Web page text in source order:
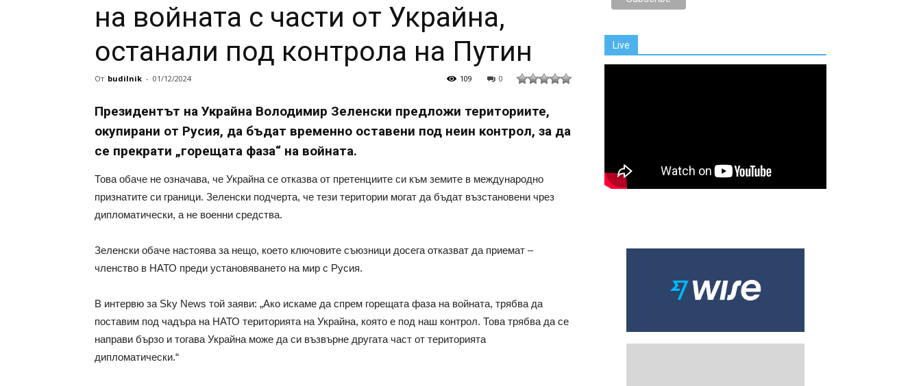
на войната с части от Украйна,
останали под контрола на Путин
От budilnik - 01/12/2024 0
109
Президентът на Украйна Володимир Зеленски предложи териториите,
окупирани от Русия, да бъдат временно оставени под неин контрол, за да
се прекрати „горещата фаза“ на войната.
Това обаче не означава, че Украйна се отказва от претенциите си към земите в международно
признатите си граници. Зеленски подчерта, че тези територии могат да бъдат възстановени чрез
дипломатически, а не военни средства.
Зеленски обаче настоява за нещо, което ключовите съюзници досега отказват да приемат –
членство в НАТО преди установяването на мир с Русия.
В интервю за Sky News той заяви: „Ако искаме да спрем горещата фаза на войната, трябва да
поставим под чадъра на НАТО територията на Украйна, която е под наш контрол. Това трябва да се
направи бързо и тогава Украйна може да си възвърне другата част от територията
дипломатически.“
Live